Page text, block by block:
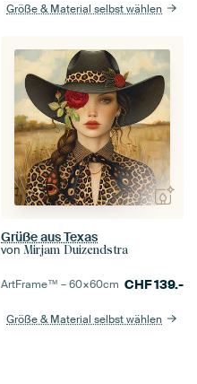
Größe & Material selbst wählen
Grüße aus Texas
von Mirjam Duizendstra
ArtFrame™ –60×60cm CHF139.-
Größe & Material selbst wählen